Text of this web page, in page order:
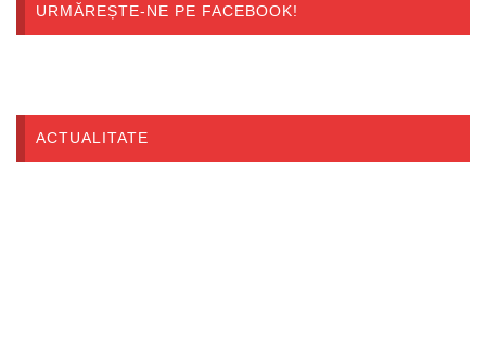
URMĂREȘTE-NE PE FACEBOOK!
ACTUALITATE